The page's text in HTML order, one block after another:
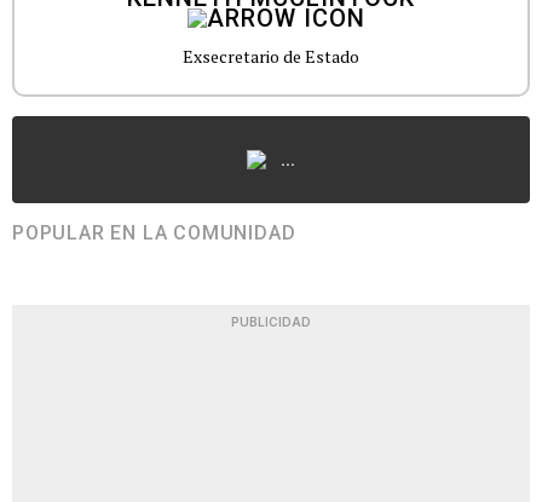
Exsecretario de Estado
...
POPULAR EN LA COMUNIDAD
PUBLICIDAD